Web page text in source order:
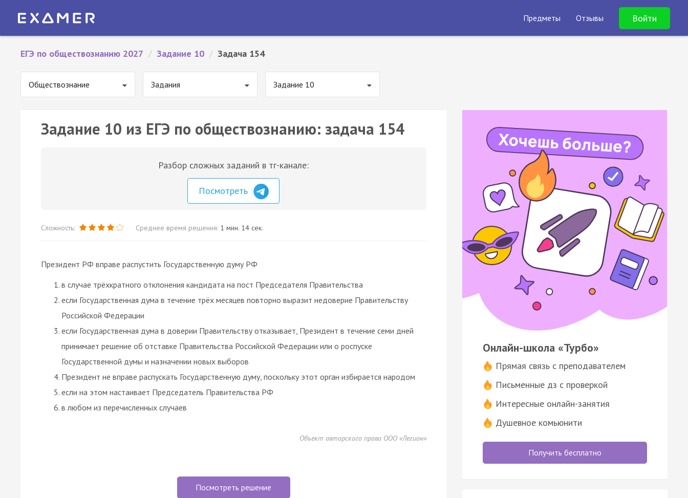
Предметы Отзывы Войти
ЕГЭ по обществознанию 2027 / Задание 10 / Задача 154
Обществознание Задания Задание 10
Задание 10 из ЕГЭ по обществознанию: задача 154
Разбор сложных заданий в тг-канале:
Посмотреть
Сложность: Среднее время решения: 1 мин. 14 сек.
Президент РФ вправе распустить Государственную думу РФ
в случае трёхкратного отклонения кандидата на пост Председателя Правительства
если Государственная дума в течение трёх месяцев повторно выразит недоверие Правительству
Российской Федерации
если Государственная дума в доверии Правительству отказывает, Президент в течение семи дней
принимает решение об отставке Правительства Российской Федерации или о роспуске
Государственной думы и назначении новых выборов
Президент не вправе распускать Государственную думу, поскольку этот орган избирается народом
если на этом настаивает Председатель Правительства РФ
в любом из перечисленных случаев
Объект авторского права ООО «Легион»
Посмотреть решение
Онлайн-школа «Турбо»
Прямая связь с преподавателем
Письменные дз с проверкой
Интересные онлайн-занятия
Душевное комьюнити
Получить бесплатно